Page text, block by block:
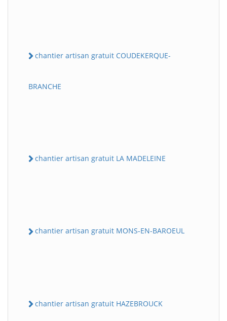
chantier artisan gratuit COUDEKERQUE-
BRANCHE
chantier artisan gratuit LA MADELEINE
chantier artisan gratuit MONS-EN-BAROEUL
chantier artisan gratuit HAZEBROUCK